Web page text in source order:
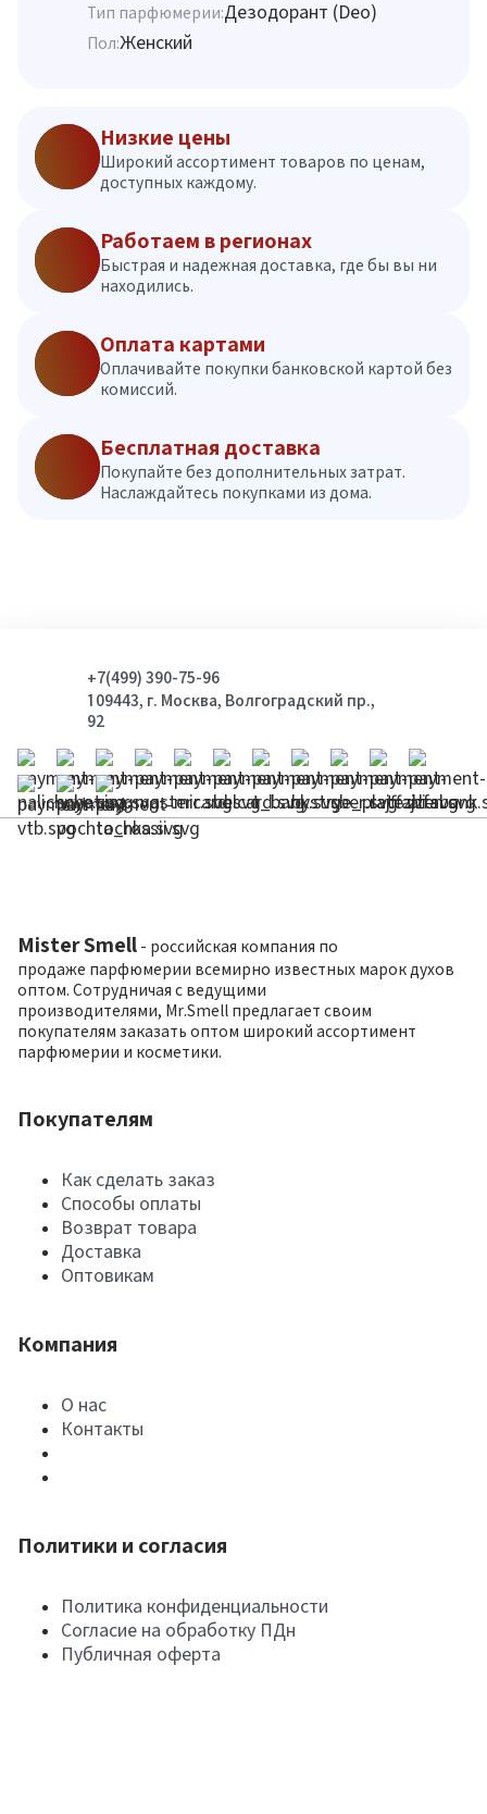
Тип парфюмерии:Дезодорант (Deo)
Пол:Женский
Низкие цены
Широкий ассортимент товаров по ценам,
доступных каждому.
Работаем в регионах
Быстрая и надежная доставка, где бы вы ни
находились.
Оплата картами
Оплачивайте покупки банковской картой без
комиссий.
Бесплатная доставка
Покупайте без дополнительных затрат.
Наслаждайтесь покупками из дома.
+7(499) 390-75-96
109443, г. Москва, Волгоградский пр.,
92
Mister Smell - российская компания по
продаже парфюмерии всемирно известных марок духов
оптом. Сотрудничая с ведущими
производителями, Mr.Smell предлагает своим
покупателям заказать оптом широкий ассортимент
парфюмерии и косметики.
Покупателям
Как сделать заказ
Способы оплаты
Возврат товара
Доставка
Оптовикам
Компания
О нас
Контакты
Политики и согласия
Политика конфиденциальности
Согласие на обработку ПДн
Публичная оферта